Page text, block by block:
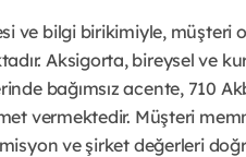
ve bilgi birikimiyle, müşteri
Aksigorta, bireysel ve
bağımsız acente, 710
vermektedir. Müşteri
ve şirket değerleri